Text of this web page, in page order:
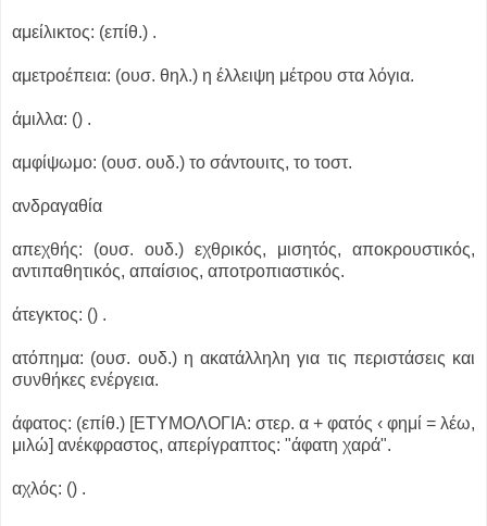
αμείλικτος: (επίθ.) .
αμετροέπεια: (ουσ. θηλ.) η έλλειψη μέτρου στα λόγια.
άμιλλα: () .
αμφίψωμο: (ουσ. ουδ.) το σάντουιτς, το τοστ.
ανδραγαθία
απεχθής: (ουσ. ουδ.) εχθρικός, μισητός, αποκρουστικός,
αντιπαθητικός, απαίσιος, αποτροπιαστικός.
άτεγκτος: () .
ατόπημα: (ουσ. ουδ.) η ακατάλληλη για τις περιστάσεις και
συνθήκες ενέργεια.
άφατος: (επίθ.) [ΕΤΥΜΟΛΟΓΙΑ: στερ. α + φατός ‹ φημί = λέω,
μιλώ] ανέκφραστος, απερίγραπτος: "άφατη χαρά".
αχλός: () .